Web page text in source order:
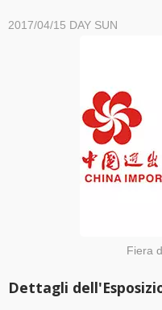
2017/04/15 DAY SUN
Fiera
Dettagli